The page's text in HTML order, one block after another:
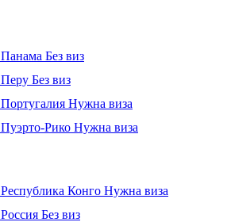
Панама Без виз
Перу Без виз
Португалия Нужна виза
Пуэрто-Рико Нужна виза
Республика Конго Нужна виза
Россия Без виз